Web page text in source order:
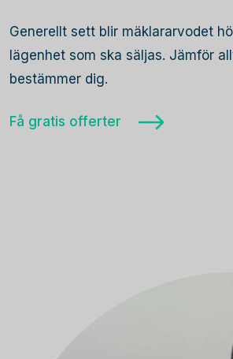
Generellt sett blir mäklararvodet
lägenhet som ska säljas. Jämför
bestämmer dig.
Få gratis offerter